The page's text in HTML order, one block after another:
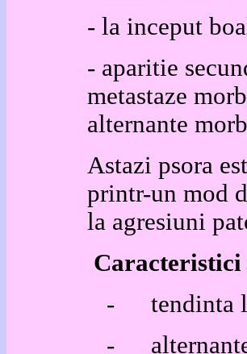
- la inceput
- aparitie
metastaze
alternante
Astazi psora
printr-un mod
la
Caracteristici
-
tendinta
-